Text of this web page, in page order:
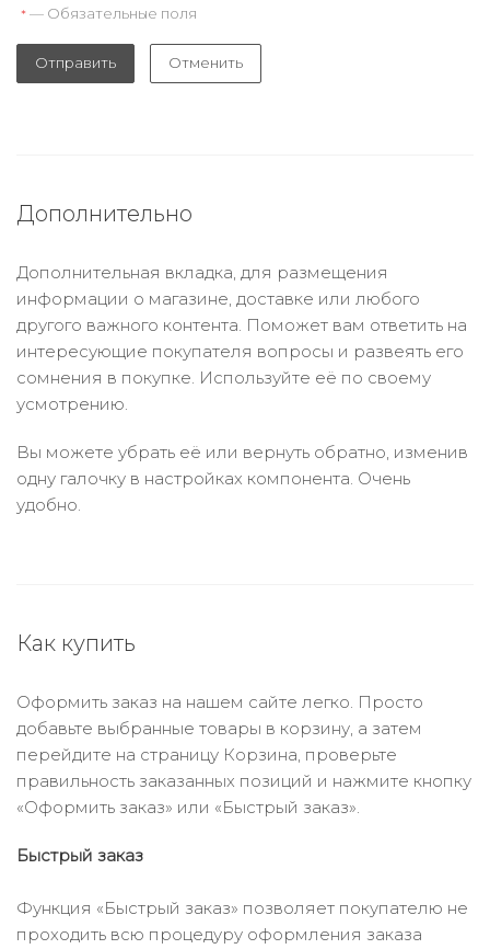
* — Обязательные поля
Отправить Отменить
Дополнительно
Дополнительная вкладка, для размещения
информации о магазине, доставке или любого
другого важного контента. Поможет вам ответить на
интересующие покупателя вопросы и развеять его
сомнения в покупке. Используйте её по своему
усмотрению.
Вы можете убрать её или вернуть обратно, изменив
одну галочку в настройках компонента. Очень
удобно.
Как купить
Оформить заказ на нашем сайте легко. Просто
добавьте выбранные товары в корзину, а затем
перейдите на страницу Корзина, проверьте
правильность заказанных позиций и нажмите кнопку
«Оформить заказ» или «Быстрый заказ».
Быстрый заказ
Функция «Быстрый заказ» позволяет покупателю не
проходить всю процедуру оформления заказа